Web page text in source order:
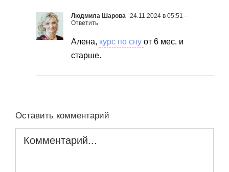
Людмила Шарова 24.11.2024 в 05:51 -
Ответить
Алена, курс по сну от 6 мес. и
старше.
Оставить комментарий